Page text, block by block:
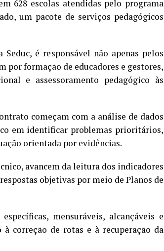
628 escolas atendidas pelo programa
um pacote de serviços pedagógicos
é responsável não apenas pelos
por formação de educadores e gestores,
e assessoramento pedagógico às
começam com a análise de dados
em identificar problemas prioritários,
orientada por evidências.
avancem da leitura dos indicadores
objetivas por meio de Planos de
mensuráveis, alcançáveis e
correção de rotas e à recuperação da